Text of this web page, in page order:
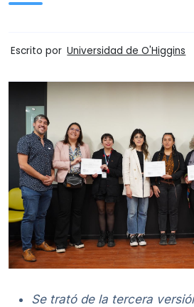
Escrito por Universidad de O'Higgins
Se trató de la tercera